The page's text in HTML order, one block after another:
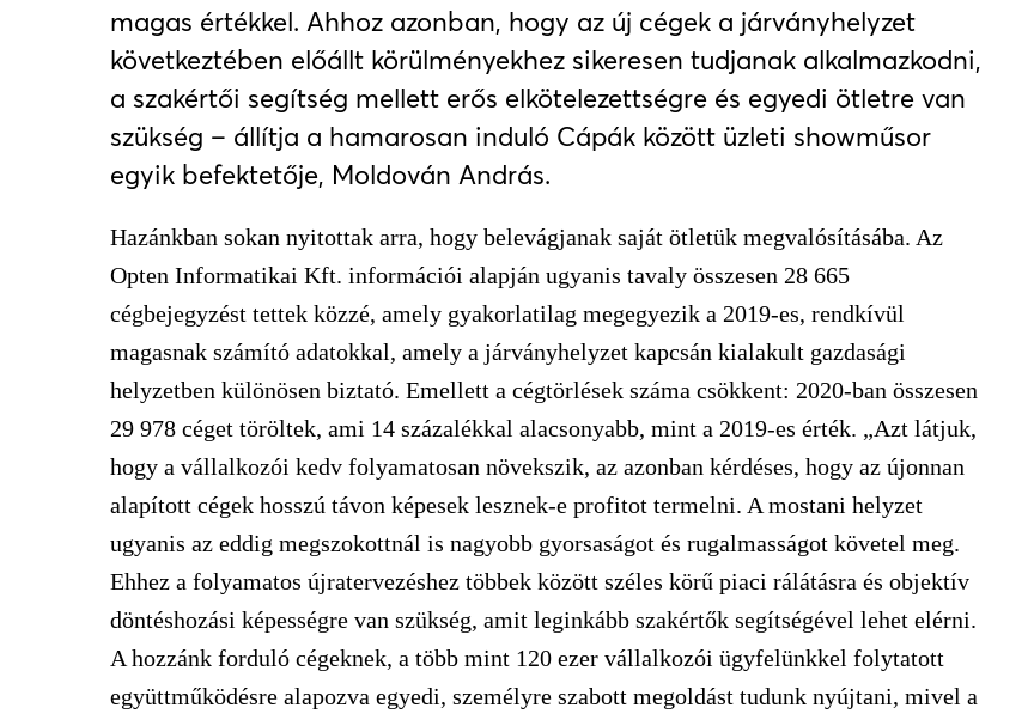
magas értékkel. Ahhoz azonban, hogy az új cégek a járványhelyzet
következtében előállt körülményekhez sikeresen tudjanak alkalmazkodni,
a szakértői segítség mellett erős elkötelezettségre és egyedi ötletre van
szükség – állítja a hamarosan induló Cápák között üzleti showműsor
egyik befektetője, Moldován András.
Hazánkban sokan nyitottak arra, hogy belevágjanak saját ötletük megvalósításába. Az
Opten Informatikai Kft. információi alapján ugyanis tavaly összesen 28 665
cégbejegyzést tettek közzé, amely gyakorlatilag megegyezik a 2019-es, rendkívül
magasnak számító adatokkal, amely a járványhelyzet kapcsán kialakult gazdasági
helyzetben különösen biztató. Emellett a cégtörlések száma csökkent: 2020-ban összesen
29 978 céget töröltek, ami 14 százalékkal alacsonyabb, mint a 2019-es érték. „Azt látjuk,
hogy a vállalkozói kedv folyamatosan növekszik, az azonban kérdéses, hogy az újonnan
alapított cégek hosszú távon képesek lesznek-e profitot termelni. A mostani helyzet
ugyanis az eddig megszokottnál is nagyobb gyorsaságot és rugalmasságot követel meg.
Ehhez a folyamatos újratervezéshez többek között széles körű piaci rálátásra és objektív
döntéshozási képességre van szükség, amit leginkább szakértők segítségével lehet elérni.
A hozzánk forduló cégeknek, a több mint 120 ezer vállalkozói ügyfelünkkel folytatott
együttműködésre alapozva egyedi, személyre szabott megoldást tudunk nyújtani, mivel a